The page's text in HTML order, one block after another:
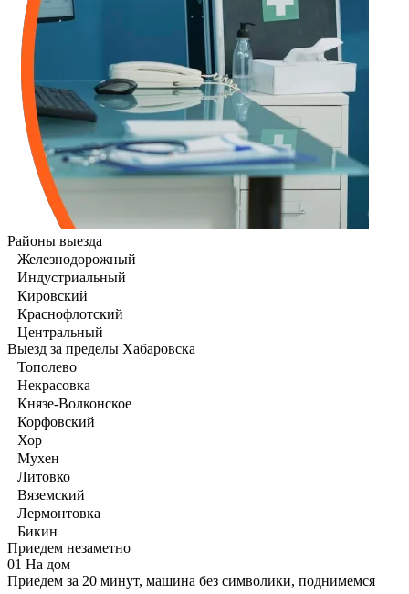
Районы выезда
Железнодорожный
Индустриальный
Кировский
Краснофлотский
Центральный
Выезд за пределы Хабаровска
Тополево
Некрасовка
Князе-Волконское
Корфовский
Хор
Мухен
Литовко
Вяземский
Лермонтовка
Бикин
Приедем незаметно
01 На дом
Приедем за 20 минут, машина без символики, поднимемся